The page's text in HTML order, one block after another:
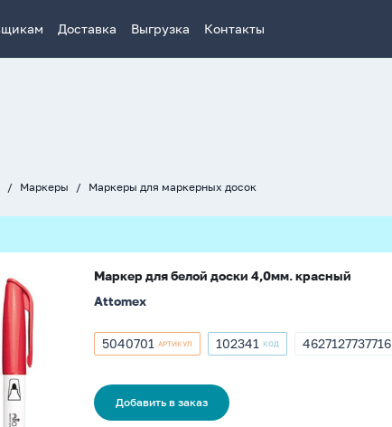
Доставка Выгрузка Контакты
Маркеры Маркеры для маркерных досок
Маркер для белой доски 4,0мм. красный
Attomex
Артикул
5040701 АРТИКУЛ
Артикул
102341 КОД
ШТРИХКОД
4627127737716
Добавить в заказ